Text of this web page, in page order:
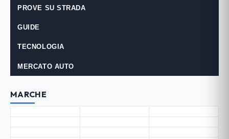
PROVE SU STRADA
GUIDE
TECNOLOGIA
MERCATO AUTO
MARCHE